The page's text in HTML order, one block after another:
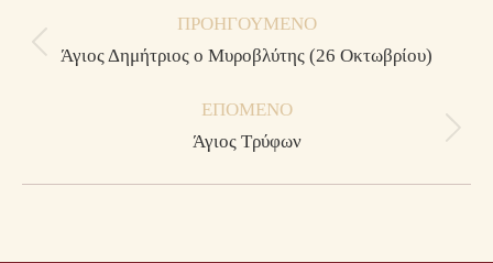
navigation
ΠΡΟΗΓΟΎΜΕΝΟ
Previous
Άγιος Δημήτριος ο Μυροβλύτης (26 Οκτωβρίου)
ΕΠΌΜΕΝΟ
Next
Άγιος Τρύφων